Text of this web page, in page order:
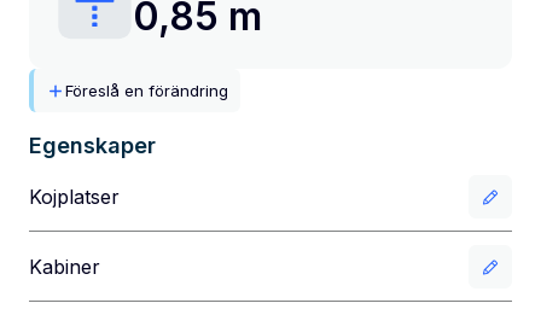
0,85 m
Föreslå en förändring
Egenskaper
Kojplatser
Kabiner